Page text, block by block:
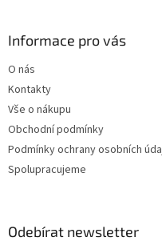
Informace pro vás
O nás
Kontakty
Vše o nákupu
Obchodní podmínky
Podmínky ochrany osobních
Spolupracujeme
Odebírat newsletter